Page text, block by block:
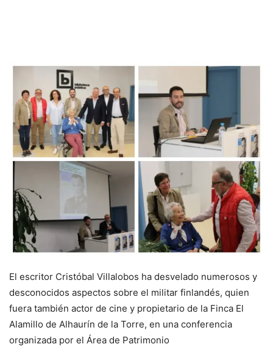
El escritor Cristóbal Villalobos ha desvelado numerosos y
desconocidos aspectos sobre el militar finlandés, quien
fuera también actor de cine y propietario de la Finca El
Alamillo de Alhaurín de la Torre, en una conferencia
organizada por el Área de Patrimonio